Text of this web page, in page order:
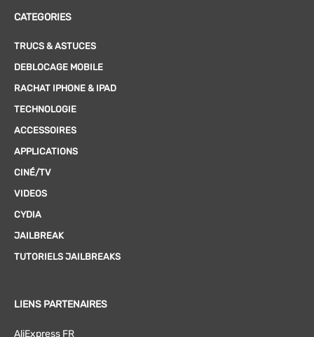
CATEGORIES
TRUCS & ASTUCES
DEBLOCAGE MOBILE
RACHAT IPHONE & IPAD
TECHNOLOGIE
ACCESSOIRES
APPLICATIONS
CINÉ/TV
VIDEOS
CYDIA
JAILBREAK
TUTORIELS JAILBREAKS
LIENS PARTENAIRES
AliExpress FR